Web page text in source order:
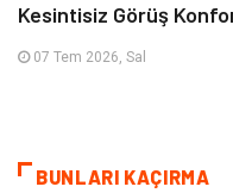
Kesintisiz Görüş
07 Tem 2026, Sal
BUNLARI KAÇIRMA